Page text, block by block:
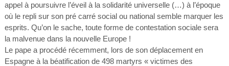
appel à poursuivre l’éveil à la solidarité universelle (…) à l’époque
où le repli sur son pré carré social ou national semble marquer les
esprits. Qu’on le sache, toute forme de contestation sociale sera
la malvenue dans la nouvelle Europe !
Le pape a procédé récemment, lors de son déplacement en
Espagne à la béatification de 498 martyrs « victimes des